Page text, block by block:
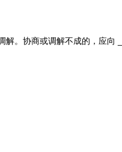
解。协商或调解不成的，应向